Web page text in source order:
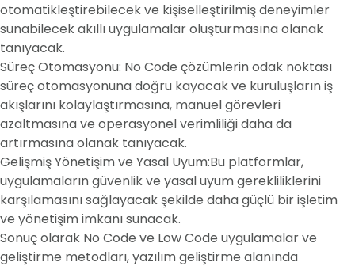
otomatikleştirebilecek ve kişiselleştirilmiş deneyimler
sunabilecek akıllı uygulamalar oluşturmasına olanak
tanıyacak.
Süreç Otomasyonu: No Code çözümlerin odak noktası
süreç otomasyonuna doğru kayacak ve kuruluşların iş
akışlarını kolaylaştırmasına, manuel görevleri
azaltmasına ve operasyonel verimliliği daha da
artırmasına olanak tanıyacak.
Gelişmiş Yönetişim ve Yasal Uyum:Bu platformlar,
uygulamaların güvenlik ve yasal uyum gerekliliklerini
karşılamasını sağlayacak şekilde daha güçlü bir işletim
ve yönetişim imkanı sunacak.
Sonuç olarak No Code ve Low Code uygulamalar ve
geliştirme metodları, yazılım geliştirme alanında